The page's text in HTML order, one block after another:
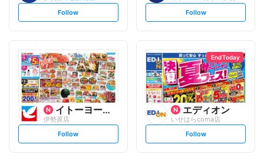
s
t
o
w
Follow
s
t
o
w
Follow
イトーヨーカ堂
伊勢原店
s
t
Follow
End Today
エディオン
いせはらcoma店
s
t
Follow